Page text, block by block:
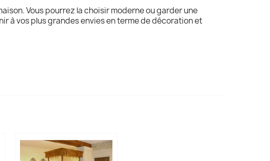
Vous pourrez la choisir moderne ou garder une
à vos plus grandes envies en terme de décoration et